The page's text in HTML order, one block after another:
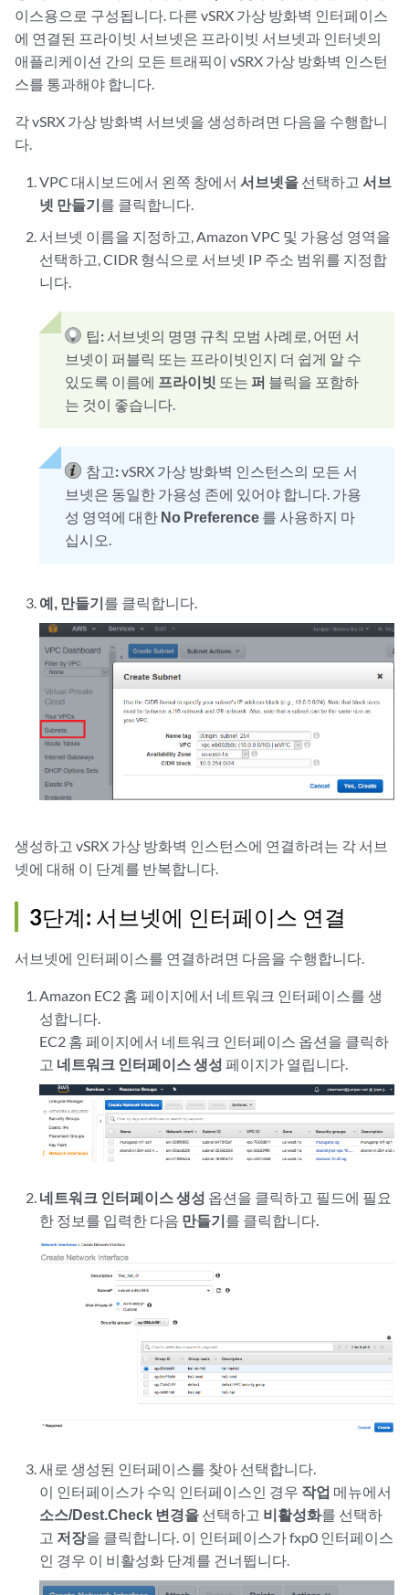
이스용으로 구성됩니다. 다른 vSRX 가상 방화벽 인터페이스
에 연결된 프라이빗 서브넷은 프라이빗 서브넷과 인터넷의
애플리케이션 간의 모든 트래픽이 vSRX 가상 방화벽 인스턴
스를 통과해야 합니다.
각 vSRX 가상 방화벽 서브넷을 생성하려면 다음을 수행합니
다.
VPC 대시보드에서 왼쪽 창에서서브넷을 선택하고서브
넷 만들기를 클릭합니다.
서브넷 이름을 지정하고, Amazon VPC 및 가용성 영역을
선택하고, CIDR 형식으로 서브넷 IP 주소 범위를 지정합
니다.
팁: 서브넷의 명명 규칙 모범 사례로, 어떤 서
브넷이 퍼블릭 또는 프라이빗인지 더 쉽게 알 수
있도록 이름에 프라이빗 또는 퍼 블릭을 포함하
는 것이 좋습니다.
참고:vSRX 가상 방화벽 인스턴스의 모든 서
브넷은 동일한 가용성 존에 있어야 합니다. 가용
성 영역에 대한 No Preference 를 사용하지 마
십시오.
예, 만들기를 클릭합니다.
생성하고 vSRX 가상 방화벽 인스턴스에 연결하려는 각 서브
넷에 대해 이 단계를 반복합니다.
3단계: 서브넷에 인터페이스 연결
서브넷에 인터페이스를 연결하려면 다음을 수행합니다.
Amazon EC2 홈 페이지에서 네트워크 인터페이스를 생
성합니다.
EC2 홈 페이지에서 네트워크 인터페이스 옵션을 클릭하
고 네트워크 인터페이스 생성 페이지가 열립니다.
네트워크 인터페이스 생성 옵션을 클릭하고 필드에 필요
한 정보를 입력한 다음 만들기를 클릭합니다.
새로 생성된 인터페이스를 찾아 선택합니다.
이 인터페이스가 수익 인터페이스인 경우 작업 메뉴에서
소스/Dest.Check 변경을 선택하고 비활성화를 선택하
고 저장을 클릭합니다. 이 인터페이스가 fxp0 인터페이스
인 경우 이 비활성화 단계를 건너뜁니다.